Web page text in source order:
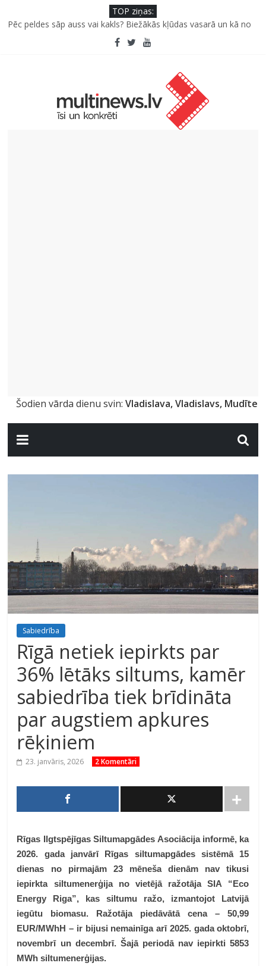
TOP ziņas:
Pēc peldes sāp auss vai kakls? Biežākās kļūdas vasarā un kā no
Kā neuzkāpt uz tiem pašiem grābekļiem: 5 iespējamās kļūdas
Šefpavārs iesaka, kā gudri un izdevīgi izmantot kabačus no
5 svarīgi soļi, lai bērns skolā atgrieztos vesels un gatavs
Šodien vārda dienu svin:Vladislava, Vladislavs, Mudīte
Sabiedrība
Rīgā netiek iepirkts par
36% lētāks siltums, kamēr
sabiedrība tiek brīdināta
par augstiem apkures
rēķiniem
23. janvāris, 2026 2 Komentāri
Rīgas Ilgtspējīgas Siltumapgādes Asociācija informē, ka
2026. gada janvārī Rīgas siltumapgādes sistēmā 15
dienas no pirmajām 23 mēneša dienām nav tikusi
iepirkta siltumenerģija no vietējā ražotāja SIA “Eco
Energy Riga”, kas siltumu ražo, izmantojot Latvijā
iegūtu biomasu. Ražotāja piedāvātā cena – 50,99
EUR/MWhH – ir bijusi nemainīga arī 2025. gada oktobrī,
novembrī un decembrī. Šajā periodā nav iepirkti 5853
MWh siltumenerģijas.